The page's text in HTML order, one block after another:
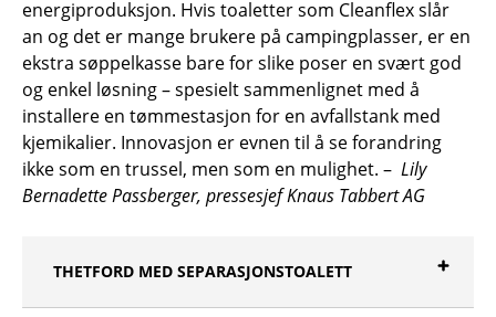
energiproduksjon. Hvis toaletter som Cleanflex slår
an og det er mange brukere på campingplasser, er en
ekstra søppelkasse bare for slike poser en svært god
og enkel løsning – spesielt sammenlignet med å
installere en tømmestasjon for en avfallstank med
kjemikalier. Innovasjon er evnen til å se forandring
ikke som en trussel, men som en mulighet. – Lily
Bernadette Passberger, pressesjef Knaus Tabbert AG
THETFORD MED SEPARASJONSTOALETT